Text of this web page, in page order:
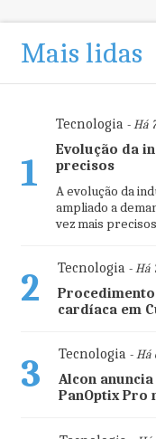
Mais lidas
1
Tecnologia- Há
Evolução da
precisos
A evolução da
ampliado a
vez mais
2 Tecnologia- Há
cardíaca em
3 Tecnologia- Há
Alcon
PanOptix Pro